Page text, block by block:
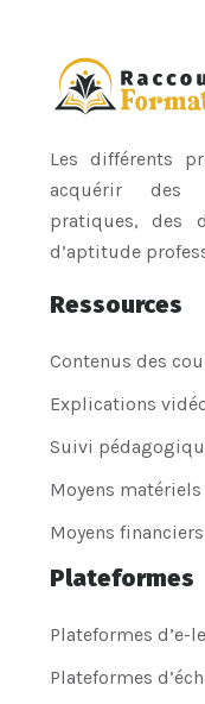
Les différents
acquérir des
pratiques, des
d’aptitude
Ressources
Contenus des
Explications
Suivi
Moyens matériels
Moyens financiers
Plateformes
Plateformes d’e-
Plateformes